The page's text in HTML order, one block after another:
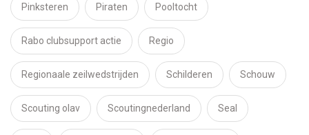
Pinksteren Piraten Pooltocht
Rabo clubsupport actie Regio
Regionaale zeilwedstrijden Schilderen Schouw
Scouting olav Scoutingnederland Seal